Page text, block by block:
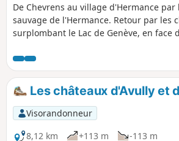
De Chevrens au village d'Hermance
sauvage de l'Hermance. Retour par les
surplombant le Lac de Genève, en face
Les châteaux d'Avully et
Visorandonneur
8,12 km
+113 m
-113 m